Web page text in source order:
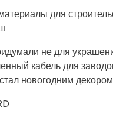
для
не для
кабель для
новогодним декором